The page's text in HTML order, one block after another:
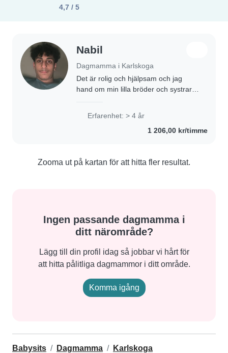
4,7 / 5
Nabil
Dagmamma i Karlskoga
Det är rolig och hjälpsam och jag
hand om min lilla bröder och systrar
Erfarenhet: > 4 år
1 206,00 kr/timme
Zooma ut på kartan för att hitta fler resultat.
Ingen passande dagmamma i
ditt närområde?
Lägg till din profil idag så jobbar vi hårt för
att hitta pålitliga dagmammor i ditt område.
Komma igång
Babysits Dagmamma Karlskoga